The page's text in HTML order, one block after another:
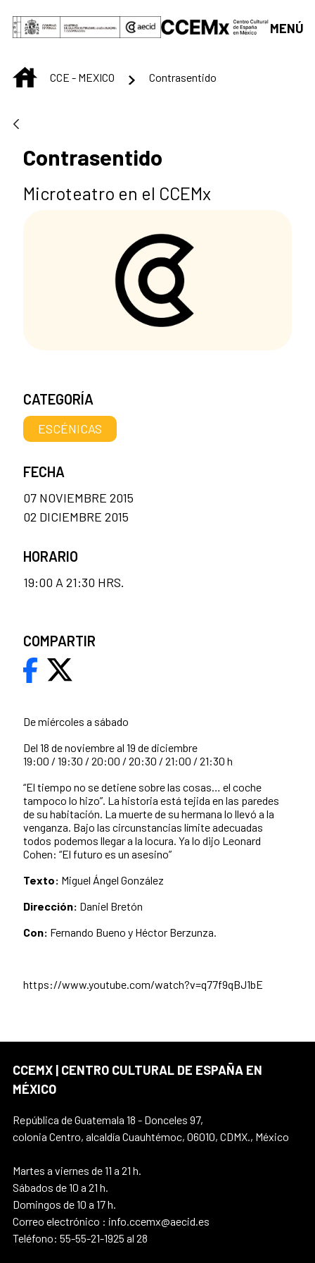
Saltar al contenido principal
MENÚ
INICIOCCE - MEXICO Contrasentido
Contrasentido
Microteatro en el CCEMx
De miércoles a sábado
Del 18 de noviembre al 19 de diciembre
19:00 / 19:30 / 20:00 / 20:30 / 21:00 / 21:30 h
“El tiempo no se detiene sobre las cosas… el coche
tampoco lo hizo”. La historia está tejida en las paredes
de su habitación. La muerte de su hermana lo llevó a la
venganza. Bajo las circunstancias límite adecuadas
todos podemos llegar a la locura. Ya lo dijo Leonard
Cohen: “El futuro es un asesino”
Texto: Miguel Ángel González
Dirección: Daniel Bretón
Con: Fernando Bueno y Héctor Berzunza.
https://www.youtube.com/watch?v=q77f9qBJ1bE
CATEGORÍA
ESCÉNICAS
FECHA
07 NOVIEMBRE 2015
02 DICIEMBRE 2015
HORARIO
19:00 A 21:30 HRS.
COMPARTIR
CCEMX | CENTRO CULTURAL DE ESPAÑA EN
MÉXICO
República de Guatemala 18 - Donceles 97,
colonia Centro, alcaldía Cuauhtémoc, 06010, CDMX., México
Martes a viernes de 11 a 21 h.
Sábados de 10 a 21 h.
Domingos de 10 a 17 h.
Correo electrónico : info.ccemx@aecid.es
Teléfono: 55-55-21-1925 al 28